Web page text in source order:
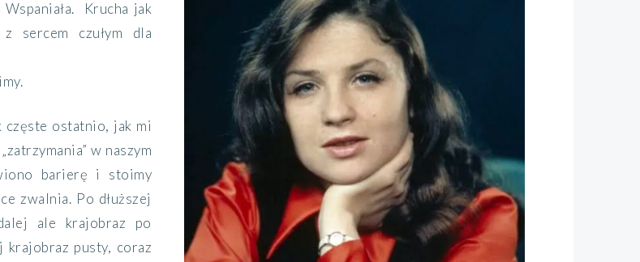
Krucha jak
sercem czułym dla
częste ostatnio, jak mi
w naszym
barierę i stoimy
zwalnia. Po dłuższej
ale krajobraz po
krajobraz pusty, coraz